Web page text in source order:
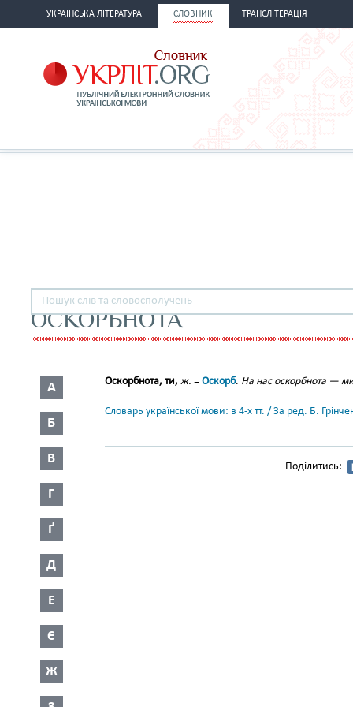
УКРАЇНСЬКА ЛІТЕРАТУРА СЛОВНИК ТРАНСЛІТЕРАЦІЯ
ОСКОРБНОТА
А
Б
В
Г
Ґ
Д
Е
Є
Ж
Оскорбнота, ти, ж. = Оскорб. На нас оскорбнота —
Словарь української мови: в 4-х тт. / За ред. Б.
Поділитись: